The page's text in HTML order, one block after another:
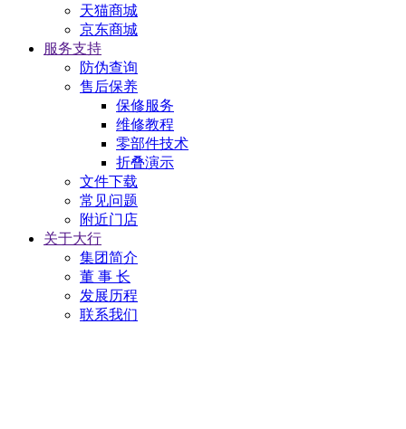
天猫商城
京东商城
服务支持
防伪查询
售后保养
保修服务
维修教程
零部件技术
折叠演示
文件下载
常见问题
附近门店
关于大行
集团简介
董 事 长
发展历程
联系我们